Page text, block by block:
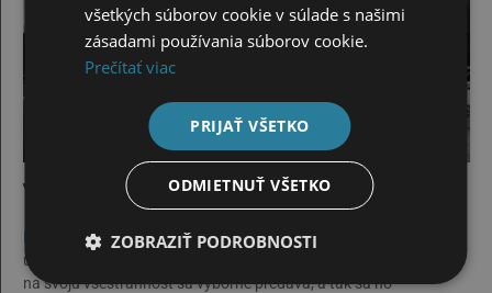
Viaceré vylepšenia
Peugeot Expertje z hľadiska veľkosti druhým najväčším
úžitkovým vozidlom značky po modeli
na svoju všestrannosť sa výborne predáva, a tak sa ho
všetkých súborov cookie v súlade s našimi
zásadami používania súborov cookie.
Prečítať viac
PRIJAŤ VŠETKO
ODMIETNUŤ VŠETKO
ZOBRAZIŤ PODROBNOSTI